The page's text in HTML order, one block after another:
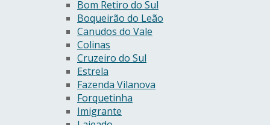
Bom Retiro do Sul
Boqueirão do Leão
Canudos do Vale
Colinas
Cruzeiro do Sul
Estrela
Fazenda Vilanova
Forquetinha
Imigrante